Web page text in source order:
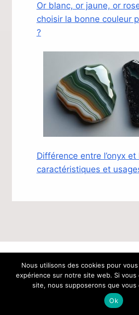
Or blanc, or jaune, or
choisir la bonne couleur
?
Différence entre l’onyx et
caractéristiques et
© 2026 Les conseils de
légales-Contactez
Nous utilisons des cookies pour
expérience sur notre site web. Si vous
site, nous supposerons que
Ok